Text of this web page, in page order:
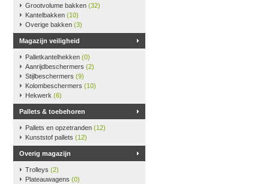
Grootvolume bakken (32)
Kantelbakken (10)
Overige bakken (3)
Magazijn veiligheid
Palletkantelhekken (0)
Aanrijdbeschermers (2)
Stijlbeschermers (9)
Kolombeschermers (10)
Hekwerk (6)
Pallets & toebehoren
Pallets en opzetranden (12)
Kunststof pallets (12)
Overig magazijn
Trolleys (2)
Plateauwagens (0)